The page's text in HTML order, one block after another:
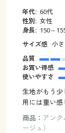
年代: 60代
性別: 女性
身長: 150～
サイズ感 小
品質
お買い得感
使いやすさ
生地がもう
用には重い感
商品： アン
ージュ）